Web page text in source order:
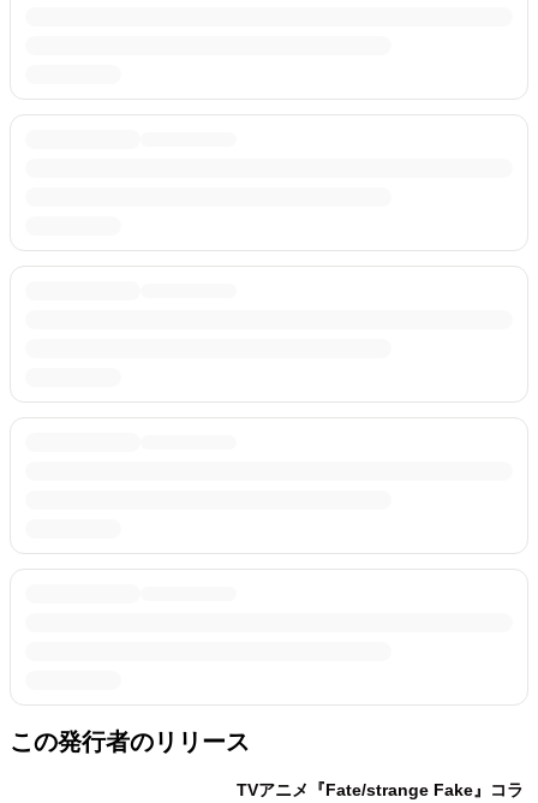
この発行者のリリース
TVアニメ『Fate/strange Fake』コラ